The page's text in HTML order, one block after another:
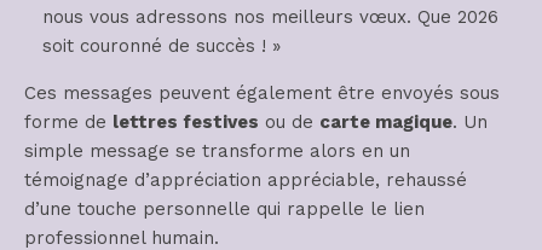
nous vous adressons nos meilleurs vœux. Que 2026
soit couronné de succès ! »
Ces messages peuvent également être envoyés sous
forme de lettres festives ou de carte magique. Un
simple message se transforme alors en un
témoignage d’appréciation appréciable, rehaussé
d’une touche personnelle qui rappelle le lien
professionnel humain.